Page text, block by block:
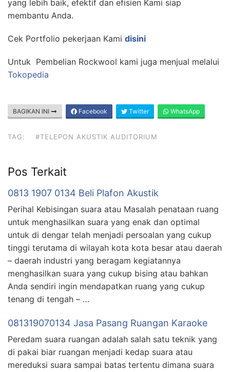
yang lebih baik, efektif dan efisien Kami siap
membantu Anda.
Cek Portfolio pekerjaan Kami disini
Untuk Pembelian Rockwool kami juga menjual melalui
Tokopedia
BAGIKAN INI Facebook Twitter WhatsApp
TAG: #TELEPON AKUSTIK AUDITORIUM
Pos Terkait
0813 1907 0134 Beli Plafon Akustik
Perihal Kebisingan suara atau Masalah penataan ruang
untuk menghasilkan suara yang enak dan optimal
untuk di dengar telah menjadi persoalan yang cukup
tinggi terutama di wilayah kota kota besar atau daerah
– daerah industri yang beragam kegiatannya
menghasilkan suara yang cukup bising atau bahkan
Anda sendiri ingin mendapatkan ruang yang cukup
tenang di tengah – …
081319070134 Jasa Pasang Ruangan Karaoke
Peredam suara ruangan adalah salah satu teknik yang
di pakai biar ruangan menjadi kedap suara atau
mereduksi suara sampai batas tertentu dimana suara